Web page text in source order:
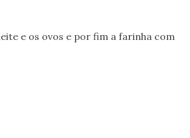
e os ovos e por fim a farinha com